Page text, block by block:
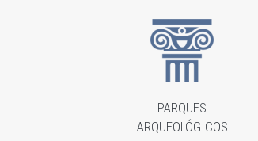
PARQUES
ARQUEOLÓGICOS